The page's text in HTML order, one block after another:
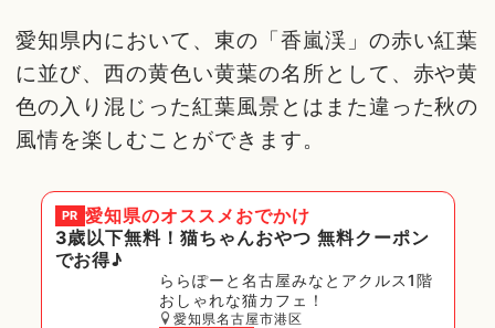
愛知県内において、東の「香嵐渓」の赤い紅葉
に並び、西の黄色い黄葉の名所として、赤や黄
色の入り混じった紅葉風景とはまた違った秋の
風情を楽しむことができます。
PR 愛知県のオススメおでかけ
3歳以下無料！猫ちゃんおやつ 無料クーポン
でお得♪
ららぽーと名古屋みなとアクルス1階
おしゃれな猫カフェ！
愛知県名古屋市港区